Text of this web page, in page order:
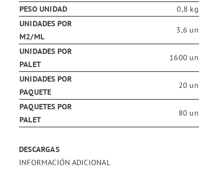
PESO UNIDAD
0,8 kg
UNIDADES POR
M2/ML
3,6 un
UNIDADES POR
PALET
1600 un
UNIDADES POR
PAQUETE
20 un
PAQUETES POR
PALET
80 un
DESCARGAS
INFORMACIÓN ADICIONAL